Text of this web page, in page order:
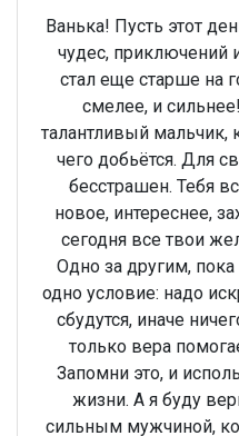
Ванька! Пусть этот
чудес, приключений
стал еще старше на
смелее, и
талантливый
чего добьётся. Для
бесстрашен. Тебя
новое, интереснее,
сегодня все твои
Одно за другим, пока
одно условие: надо
сбудутся, иначе
только вера
Запомни это, и
жизни. А я буду
сильным мужчиной,